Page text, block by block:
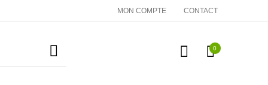
MON COMPTE CONTACT
0